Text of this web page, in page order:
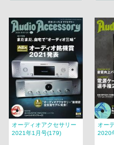
オーディオアクセサリー
2021年1月号(179)
オー
2020